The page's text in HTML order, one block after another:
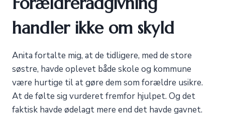
handler ikke om skyld
Anita fortalte mig, at de tidligere, med de store
søstre, havde oplevet både skole og kommune
være hurtige til at gøre dem som forældre usikre.
At de følte sig vurderet fremfor hjulpet. Og det
faktisk havde ødelagt mere end det havde gavnet.